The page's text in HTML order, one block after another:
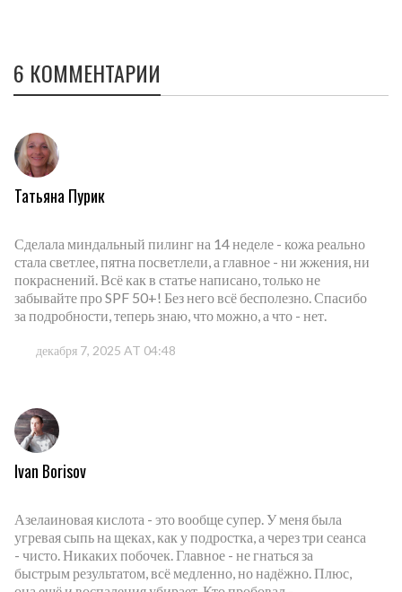
6 КОММЕНТАРИИ
Татьяна Пурик
Сделала миндальный пилинг на 14 неделе - кожа реально
стала светлее, пятна посветлели, а главное - ни жжения, ни
покраснений. Всё как в статье написано, только не
забывайте про SPF 50+! Без него всё бесполезно. Спасибо
за подробности, теперь знаю, что можно, а что - нет.
декабря 7, 2025 AT 04:48
Ivan Borisov
Азелаиновая кислота - это вообще супер. У меня была
угревая сыпь на щеках, как у подростка, а через три сеанса
- чисто. Никаких побочек. Главное - не гнаться за
быстрым результатом, всё медленно, но надёжно. Плюс,